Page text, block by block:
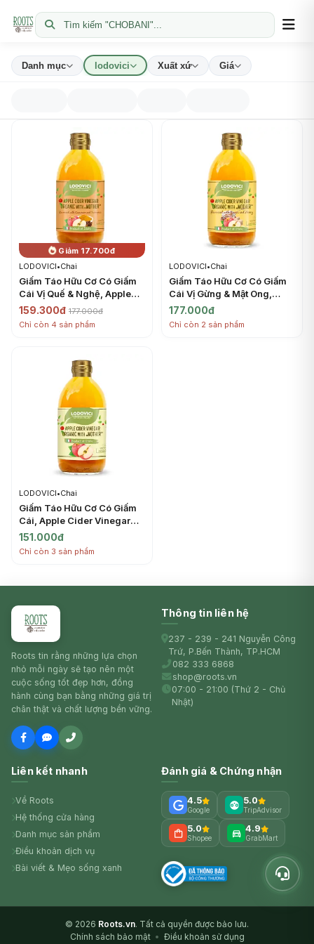
Tìm kiếm "CHOBANI"...
Danh mục lodovici Xuất xứ Giá
Giảm 17.700đ
LODOVICI•Chai
Giấm Táo Hữu Cơ Có Giấm
Cái Vị Quế & Nghệ, Apple
Cider Vinegar Organic with
Mother, Flavoured with
Cinnamon & Turmeric
159.300đ 177.000đ
Chỉ còn 4 sản phẩm
LODOVICI•Chai
Giấm Táo Hữu Cơ Có Giấm
Cái Vị Gừng & Mật Ong,
Apple Cider Vinegar
Organic with Mother,
Flavoured with Ginger &
177.000đ
Chỉ còn 2 sản phẩm
LODOVICI•Chai
Giấm Táo Hữu Cơ Có Giấm
Cái, Apple Cider Vinegar
Organic with Mother
(500ml) - LODOVICI
151.000đ
Chỉ còn 3 sản phẩm
Roots tin rằng những lựa chọn
nhỏ mỗi ngày sẽ tạo nên một
cuộc sống tốt đẹp hơn, đồng
hành cùng bạn bằng những giá trị
chân thật và chất lượng bền vững.
Thông tin liên hệ
237 - 239 - 241 Nguyễn Công
Trứ, P.Bến Thành, TP.HCM
082 333 6868
shop@roots.vn
07:00 - 21:00 (Thứ 2 - Chủ
Nhật)
Liên kết nhanh
Về Roots
Hệ thống cửa hàng
Danh mục sản phẩm
Điều khoản dịch vụ
Bài viết & Mẹo sống xanh
Đánh giá & Chứng nhận
4.5
Google
5.0
TripAdvisor
5.0
Shopee
4.9
GrabMart
© 2026 Roots.vn. Tất cả quyền được bảo lưu.
Chính sách bảo mật • Điều khoản sử dụng